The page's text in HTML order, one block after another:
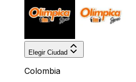
Elegir Ciudad
Colombia